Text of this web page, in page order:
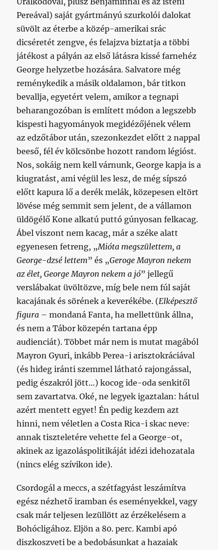
Pereával) saját gyártmányú szurkolói dalokat
süvölt az éterbe a közép-amerikai srác
dicséretét zengve, és felajzva biztatja a többi
játékost a pályán az első látásra kissé farnehéz
George helyzetbe hozására. Salvatore még
reménykedik a másik oldalamon, bár titkon
bevallja, egyetért velem, amikor a tegnapi
beharangozóban is említett módon a legszebb
kispesti hagyományok megidézőjének vélem
az edzőtábor után, szezonkezdet előtt 2 nappal
beeső, fél év kölcsönbe hozott random légióst.
Nos, sokáig nem kell várnunk, George kapja is a
kiugratást, ami végül les lesz, de még sípszó
előtt kapura lő a derék melák, közepesen eltört
lövése még semmit sem jelent, de a vállamon
üldögélő Kone alkatú puttó gúnyosan felkacag.
Ábel viszont nem kacag, már a széke alatt
egyenesen fetreng, „Mióta megszülettem, a
George-dzsé lettem” és „Geroge Mayron nekem
az élet, George Mayron nekem a jó” jellegű
verslábakat üvöltözve, míg bele nem fúl saját
kacajának és sörének a keverékébe. (Elképesztő
figura – mondaná Fanta, ha mellettünk állna,
és nem a Tábor közepén tartana épp
audienciát). Többet már nem is mutat magából
Mayron Gyuri, inkább Perea-i arisztokráciával
(és hideg iránti szemmel látható rajongással,
pedig északról jött…) kocog ide-oda senkitől
sem zavartatva. Oké, ne legyek igaztalan: hátul
azért mentett egyet! Én pedig kezdem azt
hinni, nem véletlen a Costa Rica-i skac neve:
annak tiszteletére vehette fel a George-ot,
akinek az igazoláspolitikáját idézi idehozatala
(nincs elég szívikon ide).
Csordogál a meccs, a szétfagyást leszámítva
egész nézhető iramban és eseményekkel, vagy
csak már teljesen lezüllött az érzékelésem a
Bohócligához. Eljön a 80. perc. Kambi apó
diszkoszveti be a bedobásunkat a hazaiak